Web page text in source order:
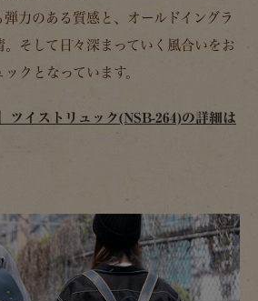
力のある質感と、オールドイングラ
。そして日々深まっていく風合いをお
クとなっています。
ツイストリュック(NSB-264)の詳細は